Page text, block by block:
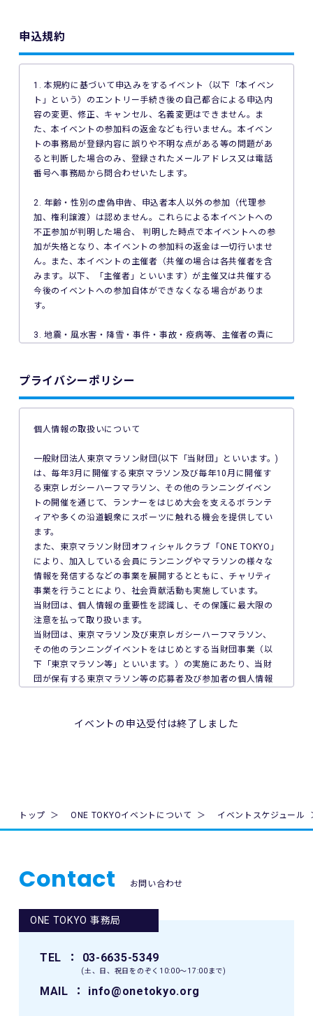
申込規約
1. 本規約に基づいて申込みをするイベント（以下「本イベン
ト」という）のエントリー手続き後の自己都合による申込内
容の変更、修正、キャンセル、名義変更はできません。ま
た、本イベントの参加料の返金なども行いません。本イベン
トの事務局が登録内容に誤りや不明な点がある等の問題があ
ると判断した場合のみ、登録されたメールアドレス又は電話
番号へ事務局から問合わせいたします。
2. 年齢・性別の虚偽申告、申込者本人以外の参加（代理参
加、権利譲渡）は認めません。これらによる本イベントへの
不正参加が判明した場合、 判明した時点で本イベントへの参
加が失格となり、本イベントの参加料の返金は一切行いませ
ん。また、本イベントの主催者（共催の場合は各共催者を含
みます。以下、「主催者」といいます）が主催又は共催する
今後のイベントへの参加自体ができなくなる場合がありま
す。
3. 地震・風水害・降雪・事件・事故・疫病等、主催者の責に
トへのエントリーができない場合があります。ご利用の端末
の非対応、インターネット回線の不具合などにより本イベン
切の責任を負いません。
5. 公共交通機関の遅延、道路事情その他いかなる理由による
本イベントへの参加の遅刻又は不参加であっても、主催者は
一切責任を負わず、本イベントの参加料の返金等は一切行い
ません。
6. 本イベントの参加料についての領収証は発行いたしませ
ん。
7. 主催者は本イベントの参加者の疾病や紛失、その他の事故
に際し、主催者に故意又は重過失がある場合を除き、主催者
が加入する保険の給付額以上の損害を賠償する責任を負いま
せん。なお、本イベントの参加者は、自己の健康状態や体調
に注意を払うものとします。
8. 本イベント中の映像・写真・記事・記録・参加者の氏名、
のテレビ・新聞・雑誌・SNS・インターネット等での掲載及
び利用の権利は主催者に属します。
されるものとします。
宜の場所に掲示（及び登録されたメールアドレスへの通知
12. 本イベントに関連して生ずる一切の紛争については、東
プライバシーポリシー
個人情報の取扱いについて
一般財団法人東京マラソン財団(以下「当財団」といいます。)
は、毎年3月に開催する東京マラソン及び毎年10月に開催す
る東京レガシーハーフマラソン、その他のランニングイベン
トの開催を通じて、ランナーをはじめ大会を支えるボランテ
ィアや多くの沿道観衆にスポーツに触れる機会を提供してい
ます。
また、東京マラソン財団オフィシャルクラブ「ONE TOKYO」
により、加入している会員にランニングやマラソンの様々な
情報を発信するなどの事業を展開するとともに、チャリティ
事業を行うことにより、社会貢献活動も実施しています。
当財団は、個人情報の重要性を認識し、その保護に最大限の
注意を払って取り扱います。
当財団は、東京マラソン及び東京レガシーハーフマラソン、
その他のランニングイベントをはじめとする当財団事業（以
下「東京マラソン等」といいます。）の実施にあたり、当財
団が保有する東京マラソン等の応募者及び参加者の個人情報
1. 法令、国が定める指針その他の規範の遵守について
程」といいます。）を遵守し、厳正な管理のもとで行いま
当財団は、個人情報の取得、利用及び提供を必要とする場合
には、日本工業規格「個人情報保護マネジメントシステム 要
護マネジメントシステムを遵守し、厳正な管理のもとで行い
よる（ご本人が未成年者（18歳未満）の場合はその親権者の
同意を得た）情報の提供(登録、申込等)によることを原則と
します。
イベントの申込受付は終了しました
トップ ONE TOKYOイベントについて イベントスケジュール
Contact お問い合わせ
ONE TOKYO 事務局
TEL ： 03-6635-5349
(土、日、祝日をのぞく10:00〜17:00まで)
MAIL ： info@onetokyo.org